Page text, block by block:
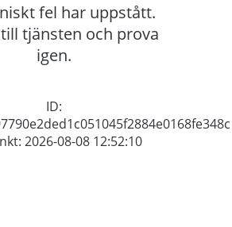
fel har uppstått.
tjänsten och prova
igen.
ID:
2026-08-08 12:52:10